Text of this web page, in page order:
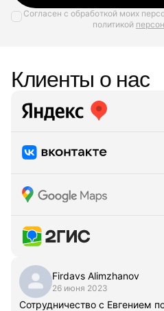
Согласен с обработкой моих
политикой
Клиенты о нас
Firdavs Alimzhanov
26 июня 2023
Сотрудничество с Евгением